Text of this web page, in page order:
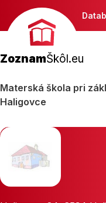
ZoznamŠkôl.eu
Materská škola pri
Haligovce